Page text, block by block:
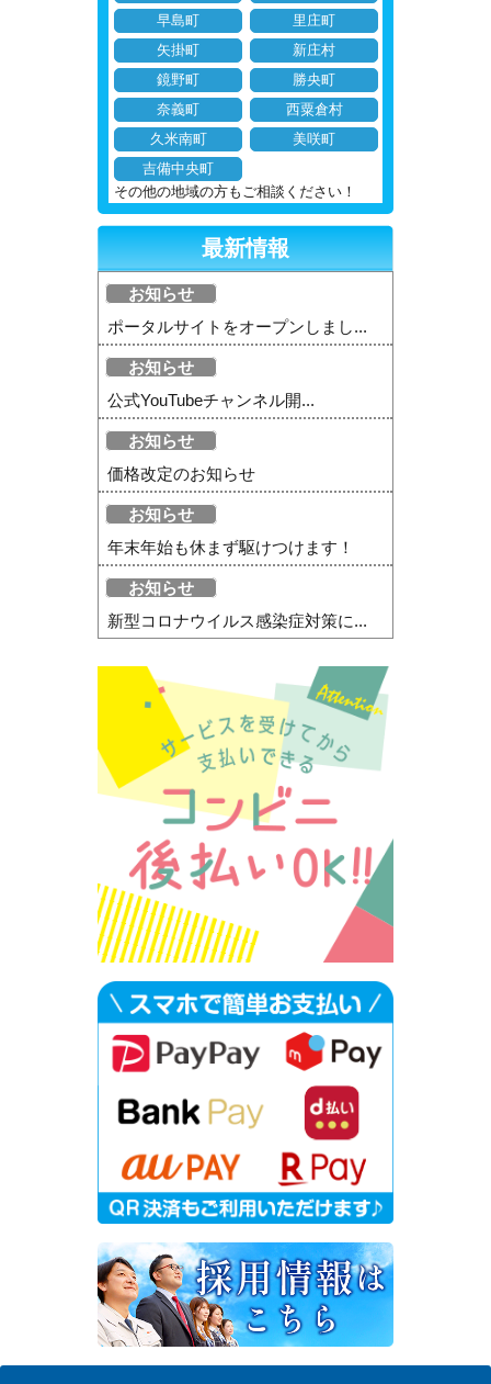
早島町
里庄町
矢掛町
新庄村
鏡野町
勝央町
奈義町
西粟倉村
久米南町
美咲町
吉備中央町
その他の地域の方もご相談ください！
最新情報
お知らせ
ポータルサイトをオープンしまし...
お知らせ
公式YouTubeチャンネル開...
お知らせ
価格改定のお知らせ
お知らせ
年末年始も休まず駆けつけます！
お知らせ
新型コロナウイルス感染症対策に...